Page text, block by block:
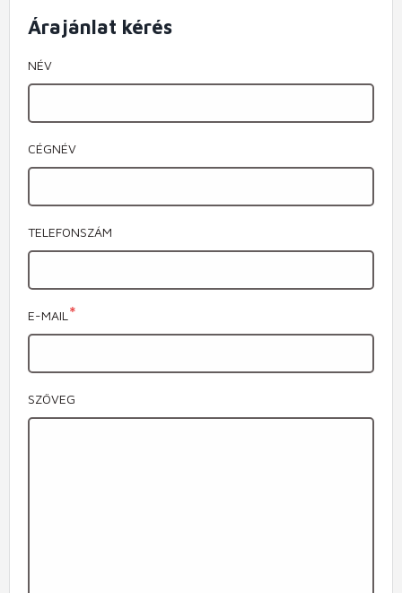
Árajánlat kérés
NÉV
CÉGNÉV
TELEFONSZÁM
E-MAIL
SZÖVEG